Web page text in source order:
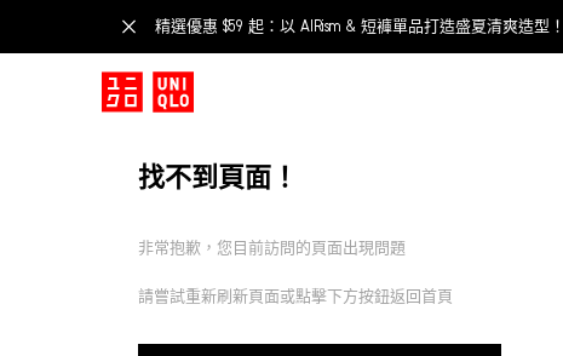
精選優惠 $59 起：以 AIRism & 短褲單品打造盛夏清爽造型！
找不到頁面！
非常抱歉，您目前訪問的頁面出現問題
請嘗試重新刷新頁面或點擊下方按鈕返回首頁